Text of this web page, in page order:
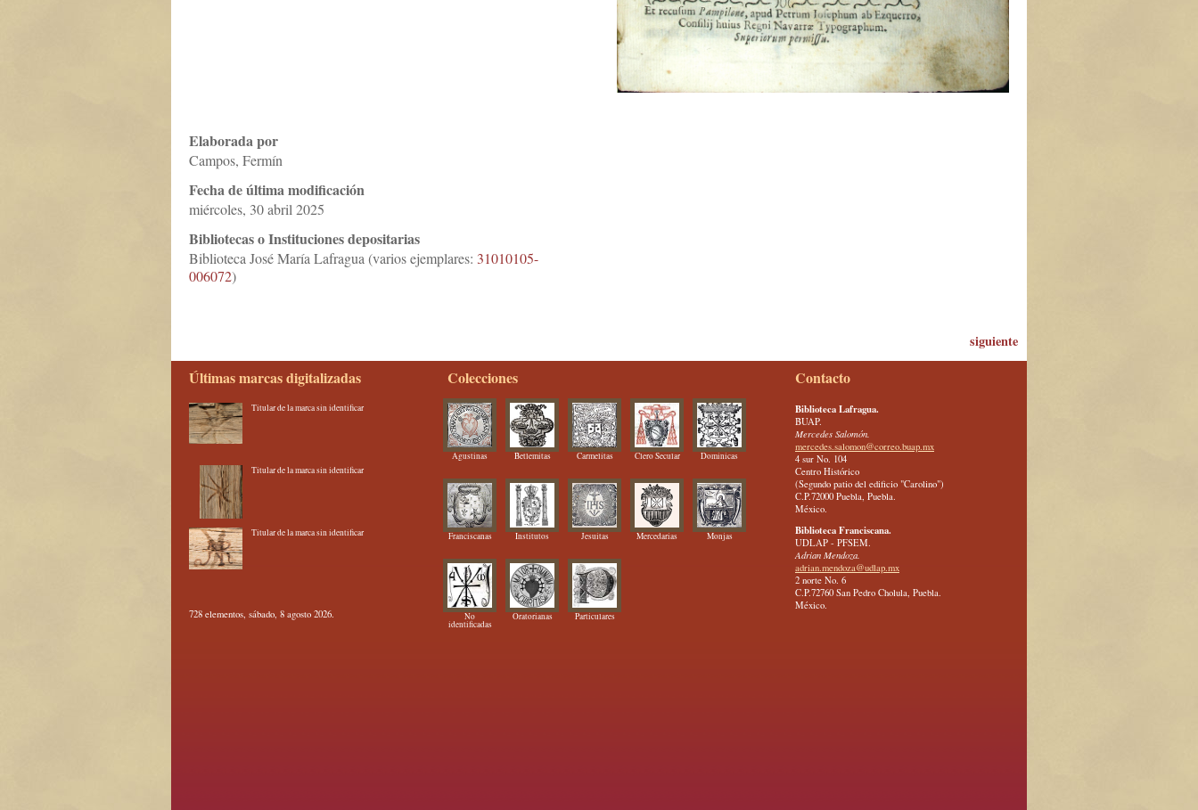
Elaborada por
Campos, Fermín
Fecha de última modificación
miércoles, 30 abril 2025
Bibliotecas o Instituciones depositarias
Biblioteca José María Lafragua (varios ejemplares: 31010105-
006072)
siguiente
Últimas marcas digitalizadas
Titular de la marca sin identificar
Titular de la marca sin identificar
Titular de la marca sin identificar
728 elementos, sábado, 8 agosto 2026.
Colecciones
Agustinas Betlemitas Carmelitas Clero Secular Dominicas
Franciscanas Institutos Jesuitas Mercedarias Monjas
No
identificadas
Oratorianas Particulares
Contacto
Biblioteca Lafragua.
BUAP.
Mercedes Salomón.
mercedes.salomon@correo.buap.mx
4 sur No. 104
Centro Histórico
(Segundo patio del edificio "Carolino")
C.P.72000 Puebla, Puebla.
México.
Biblioteca Franciscana.
UDLAP - PFSEM.
Adrian Mendoza.
adrian.mendoza@udlap.mx
2 norte No. 6
C.P.72760 San Pedro Cholula, Puebla.
México.